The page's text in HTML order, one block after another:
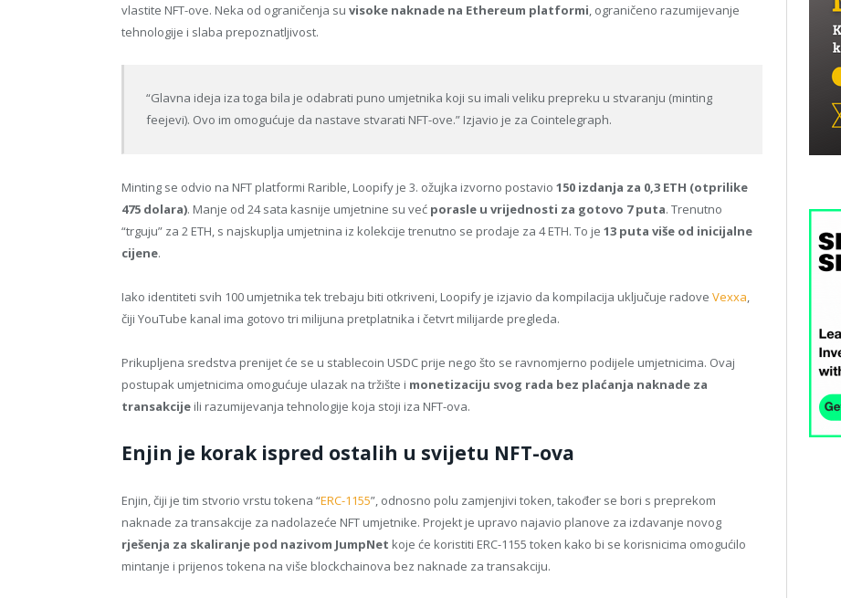
vlastite NFT-ove. Neka od ograničenja su visoke naknade na Ethereum platformi, ograničeno razumijevanje
tehnologije i slaba prepoznatljivost.
“Glavna ideja iza toga bila je odabrati puno umjetnika koji su imali veliku prepreku u stvaranju (minting
feejevi). Ovo im omogućuje da nastave stvarati NFT-ove.” Izjavio je za Cointelegraph.
Minting se odvio na NFT platformi Rarible, Loopify je 3. ožujka izvorno postavio 150 izdanja za 0,3 ETH (otprilike
475 dolara). Manje od 24 sata kasnije umjetnine su već porasle u vrijednosti za gotovo 7 puta. Trenutno
“trguju” za 2 ETH, s najskuplja umjetnina iz kolekcije trenutno se prodaje za 4 ETH. To je 13 puta više od inicijalne
cijene.
Iako identiteti svih 100 umjetnika tek trebaju biti otkriveni, Loopify je izjavio da kompilacija uključuje radove Vexxa,
čiji YouTube kanal ima gotovo tri milijuna pretplatnika i četvrt milijarde pregleda.
Prikupljena sredstva prenijet će se u stablecoin USDC prije nego što se ravnomjerno podijele umjetnicima. Ovaj
postupak umjetnicima omogućuje ulazak na tržište i monetizaciju svog rada bez plaćanja naknade za
transakcije ili razumijevanja tehnologije koja stoji iza NFT-ova.
Enjin je korak ispred ostalih u svijetu NFT-ova
Enjin, čiji je tim stvorio vrstu tokena “ERC-1155”, odnosno polu zamjenjivi token, također se bori s preprekom
naknade za transakcije za nadolazeće NFT umjetnike. Projekt je upravo najavio planove za izdavanje novog
rješenja za skaliranje pod nazivom JumpNet koje će koristiti ERC-1155 token kako bi se korisnicima omogućilo
mintanje i prijenos tokena na više blockchainova bez naknade za transakciju.